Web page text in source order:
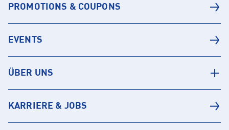
PROMOTIONS & COUPONS
EVENTS
ÜBER UNS
KARRIERE & JOBS